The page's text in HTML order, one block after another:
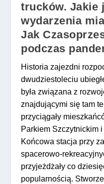
trucków. Jakie
wydarzenia
Jak
podczas
Historia zajezdni
dwudziestoleciu
była związana z
znajdującymi się tam
przyciągały
Parkiem Szczytnickim
Końcowa stacja przy
spacerowo-
przyjeżdżały co
popularnością.